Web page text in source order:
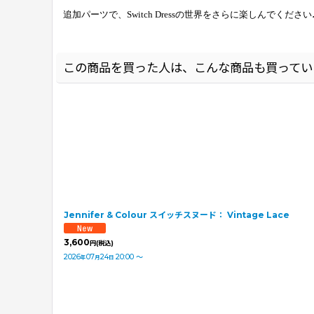
追加パーツで、 Switch Dressの世界をさらに楽しんでください
この商品を買った人は、こんな商品も買って
Jennifer & Colour スイッチスヌード： Vintage Lace
3,600 円(税込)
2026年07月24日 20:00 ～